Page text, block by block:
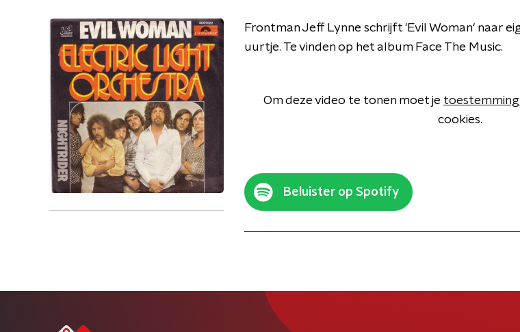
Frontman Jeff Lynne schrijft 'Evil Woman' naar
uurtje. Te vinden op het album Face The Music.
Om deze video te tonen moet je
cookies.
Beluister op Spotify